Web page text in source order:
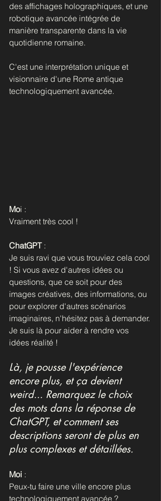
des affichages holographiques, et une
robotique avancée intégrée de
manière transparente dans la vie
quotidienne romaine.
C'est une interprétation unique et
visionnaire d'une Rome antique
technologiquement avancée.
Moi :
Vraiment très cool !
ChatGPT :
Je suis ravi que vous trouviez cela cool
! Si vous avez d'autres idées ou
questions, que ce soit pour des
images créatives, des informations, ou
pour explorer d'autres scénarios
imaginaires, n'hésitez pas à demander.
Je suis là pour aider à rendre vos
idées réalité !
Là, je pousse l'expérience
encore plus, et ça devient
weird... Remarquez le choix
des mots dans la réponse de
ChatGPT, et comment ses
descriptions seront de plus en
plus complexes et détaillées.
Moi :
Peux-tu faire une ville encore plus
technologiquement avancée ?